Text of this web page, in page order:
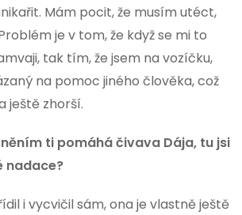
Mám pocit, že musím utéct,
je v tom, že když se mi to
tak tím, že jsem na vozíčku,
na pomoc jiného člověka, což
ještě zhorší.
ti pomáhá čivava Dája, tu jsi
nadace?
i vycvičil sám, ona je vlastně ještě